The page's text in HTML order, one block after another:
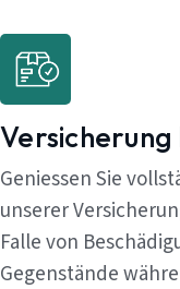
Versicherung
Geniessen Sie
unserer
Falle von
Gegenstände